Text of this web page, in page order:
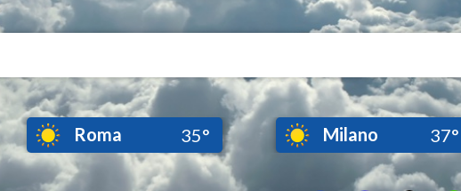
Roma 35° Milano 37°